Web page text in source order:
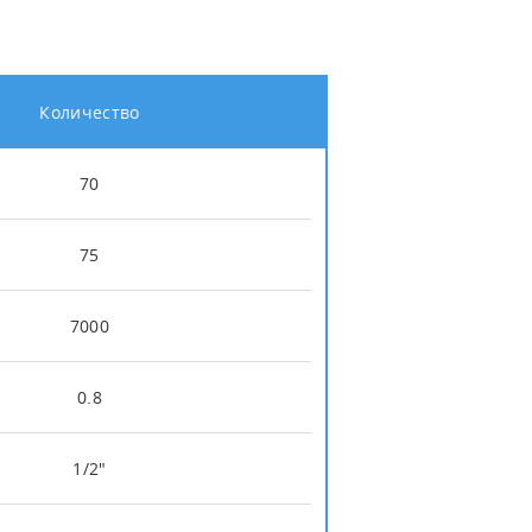
Количество
70
75
7000
0.8
1/2"